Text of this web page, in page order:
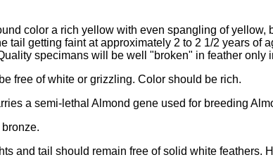
color a rich yellow with even spangling of
tail getting faint at approximately 2 to 2 1/2 years of
specimans will be well "broken" in feather only
free of white or grizzling. Color should be rich.
a semi-lethal Almond gene used for breeding
and tail should remain free of solid white feathers.